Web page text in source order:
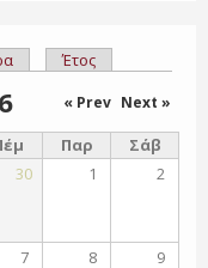
Έτος
« Prev Next »
Παρ
Σάβ
30 1 2
7 8 9